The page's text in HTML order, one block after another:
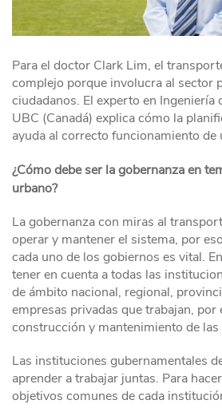
Para el doctor Clark Lim, el
complejo porque involucra al sector
ciudadanos. El experto en Ingeniería
UBC (Canadá) explica cómo la
ayuda al correcto funcionamiento de
¿Cómo debe ser la gobernanza en
urbano?
La gobernanza con miras al
operar y mantener el sistema, por
cada uno de los gobiernos es vital.
tener en cuenta a todas las
de ámbito nacional, regional,
empresas privadas que trabajan, por
construcción y mantenimiento de las
Las instituciones gubernamentales
aprender a trabajar juntas. Para
objetivos comunes de cada